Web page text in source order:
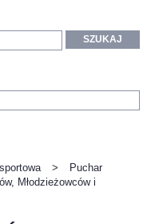
SZUKAJ
>
Puchar
Młodzieżowców i